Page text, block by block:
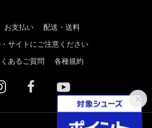
お支払い
配送・送料
サイトにご注意ください
あるご質問 各種規約